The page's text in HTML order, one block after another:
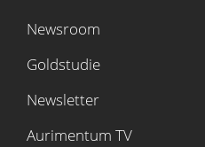
Newsroom
Goldstudie
Newsletter
Aurimentum TV